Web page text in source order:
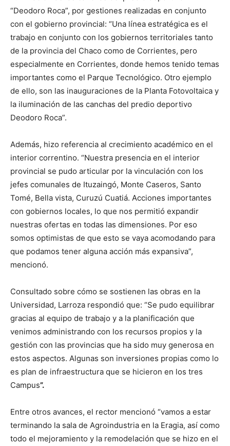
“Deodoro Roca”, por gestiones realizadas en conjunto
con el gobierno provincial: “Una línea estratégica es el
trabajo en conjunto con los gobiernos territoriales tanto
de la provincia del Chaco como de Corrientes, pero
especialmente en Corrientes, donde hemos tenido temas
importantes como el Parque Tecnológico. Otro ejemplo
de ello, son las inauguraciones de la Planta Fotovoltaica y
la iluminación de las canchas del predio deportivo
Deodoro Roca”.
Además, hizo referencia al crecimiento académico en el
interior correntino. “Nuestra presencia en el interior
provincial se pudo articular por la vinculación con los
jefes comunales de Ituzaingó, Monte Caseros, Santo
Tomé, Bella vista, Curuzú Cuatiá. Acciones importantes
con gobiernos locales, lo que nos permitió expandir
nuestras ofertas en todas las dimensiones. Por eso
somos optimistas de que esto se vaya acomodando para
que podamos tener alguna acción más expansiva”,
mencionó.
Consultado sobre cómo se sostienen las obras en la
Universidad, Larroza respondió que: “Se pudo equilibrar
gracias al equipo de trabajo y a la planificación que
venimos administrando con los recursos propios y la
gestión con las provincias que ha sido muy generosa en
estos aspectos. Algunas son inversiones propias como lo
es plan de infraestructura que se hicieron en los tres
Campus”.
Entre otros avances, el rector mencionó “vamos a estar
terminando la sala de Agroindustria en la Eragia, así como
todo el mejoramiento y la remodelación que se hizo en el